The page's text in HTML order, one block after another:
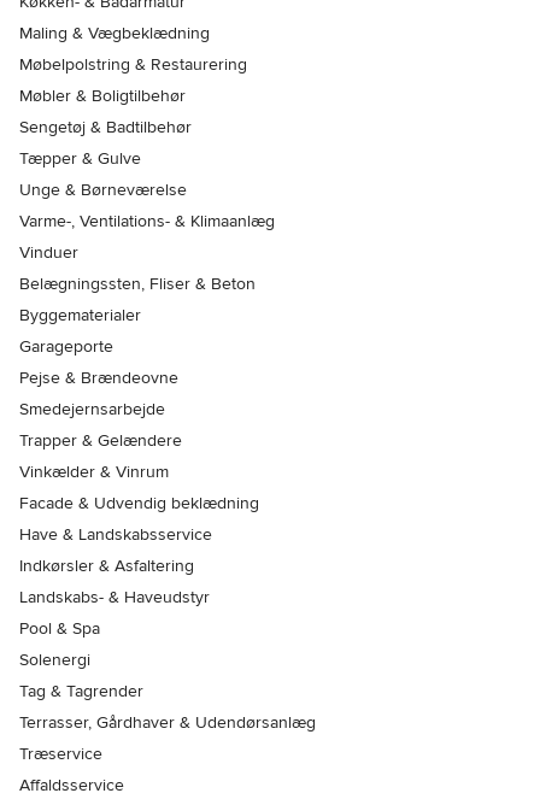
Maling & Vægbeklædning
Møbelpolstring & Restaurering
Møbler & Boligtilbehør
Sengetøj & Badtilbehør
Tæpper & Gulve
Unge & Børneværelse
Varme-, Ventilations- & Klimaanlæg
Vinduer
Belægningssten, Fliser & Beton
Byggematerialer
Garageporte
Pejse & Brændeovne
Smedejernsarbejde
Trapper & Gelændere
Vinkælder & Vinrum
Facade & Udvendig beklædning
Have & Landskabsservice
Indkørsler & Asfaltering
Landskabs- & Haveudstyr
Pool & Spa
Solenergi
Tag & Tagrender
Terrasser, Gårdhaver & Udendørsanlæg
Træservice
Affaldsservice